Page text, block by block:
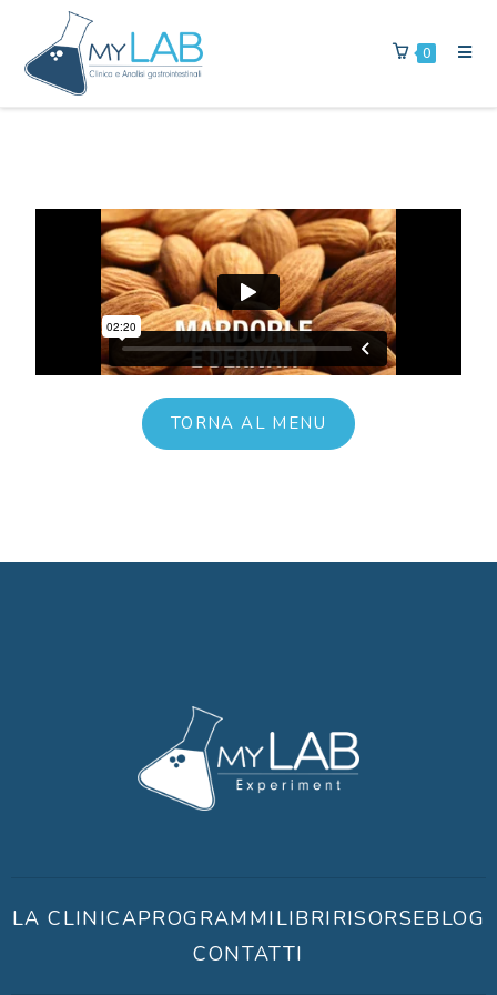
0
TORNA AL MENU
LA CLINICAPROGRAMMILIBRIRISORSEBLOG
CONTATTI